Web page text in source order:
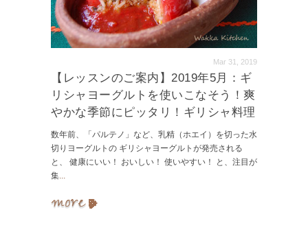
Mar 31, 2019
【レッスンのご案内】2019年5月：ギ
リシャヨーグルトを使いこなそう！爽
やかな季節にピッタリ！ギリシャ料理
数年前、「パルテノ」など、乳精（ホエイ）を切った水
切りヨーグルトの ギリシャヨーグルトが発売される
と、 健康にいい！ おいしい！ 使いやすい！ と、注目が
集...